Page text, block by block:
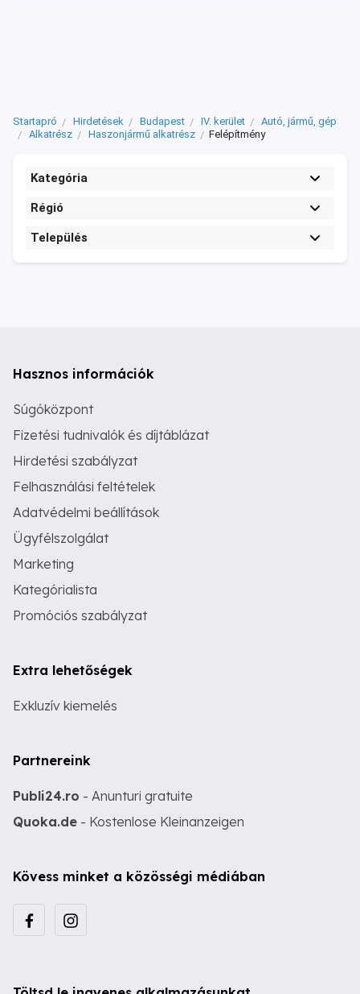
Startapró Hirdetések Budapest IV. kerület
Autó, jármű, gép
Alkatrész
Haszonjármű alkatrész Felépítmény
Kategória
Régió
Település
Hasznos információk
Súgóközpont
Fizetési tudnivalók és díjtáblázat
Hirdetési szabályzat
Felhasználási feltételek
Adatvédelmi beállítások
Ügyfélszolgálat
Marketing
Kategórialista
Promóciós szabályzat
Extra lehetőségek
Exkluzív kiemelés
Partnereink
Publi24.ro - Anunturi gratuite
Quoka.de - Kostenlose Kleinanzeigen
Kövess minket a közösségi médiában